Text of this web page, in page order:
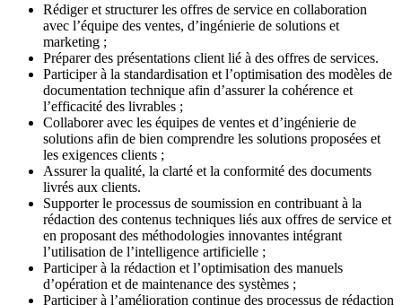
Rédiger et structurer les offres de service en collaboration
avec l’équipe des ventes, d’ingénierie de solutions et
marketing ;
Préparer des présentations client lié à des offres de services.
Participer à la standardisation et l’optimisation des modèles de
documentation technique afin d’assurer la cohérence et
l’efficacité des livrables ;
Collaborer avec les équipes de ventes et d’ingénierie de
solutions afin de bien comprendre les solutions proposées et
les exigences clients ;
Assurer la qualité, la clarté et la conformité des documents
livrés aux clients.
Supporter le processus de soumission en contribuant à la
rédaction des contenus techniques liés aux offres de service et
en proposant des méthodologies innovantes intégrant
l’utilisation de l’intelligence artificielle ;
Participer à la rédaction et l’optimisation des manuels
d’opération et de maintenance des systèmes ;
Participer à l’amélioration continue des processus de rédaction